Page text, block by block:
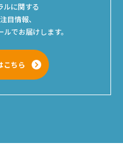
ルに関する
目情報、
でお届けします。
こちら